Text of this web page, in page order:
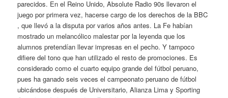
parecidos. En el Reino Unido, Absolute Radio 90s llevaron el
juego por primera vez, hacerse cargo de los derechos de la BBC
, que llevó a la disputa por varios años antes. La Fe habían
mostrado un melancólico malestar por la leyenda que los
alumnos pretendían llevar impresas en el pecho. Y tampoco
difiere del tono que han utilizado el resto de promociones. Es
considerado como el cuarto equipo grande del fútbol peruano,
pues ha ganado seis veces el campeonato peruano de fútbol
ubicándose después de Universitario, Alianza Lima y Sporting